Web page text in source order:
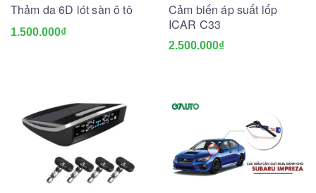
Thảm da 6D lót sàn ô tô
1.500.000₫
Cảm biến áp suất lốp
ICAR C33
2.500.000₫